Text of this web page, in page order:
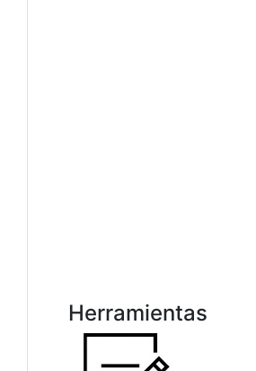
Herramientas